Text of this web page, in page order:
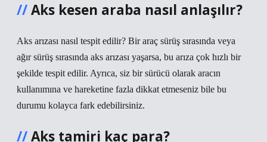
Aks kesen araba nasıl anlaşılır?
Aks arızası nasıl tespit edilir? Bir araç sürüş sırasında veya
ağır sürüş sırasında aks arızası yaşarsa, bu arıza çok hızlı bir
şekilde tespit edilir. Ayrıca, siz bir sürücü olarak aracın
kullanımına ve hareketine fazla dikkat etmeseniz bile bu
durumu kolayca fark edebilirsiniz.
Aks tamiri kaç para?